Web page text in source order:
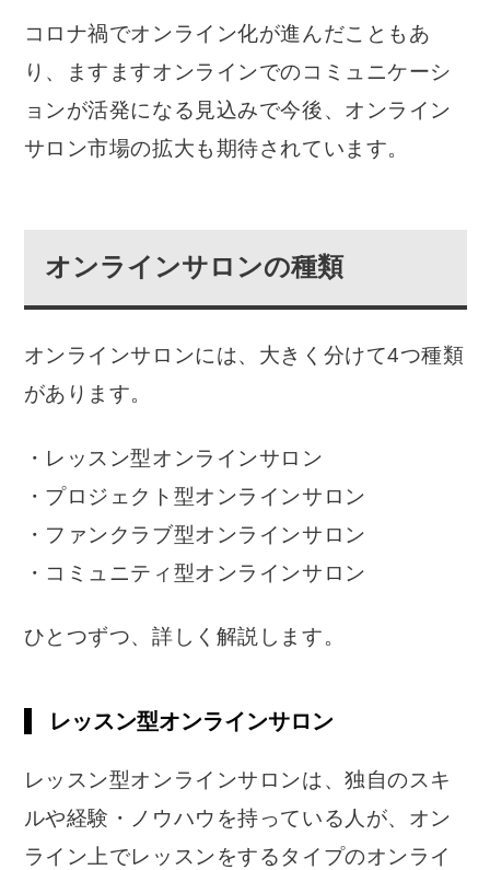
コロナ禍でオンライン化が進んだこともあ
り、ますますオンラインでのコミュニケーシ
ョンが活発になる見込みで今後、オンライン
サロン市場の拡大も期待されています。
オンラインサロンの種類
オンラインサロンには、大きく分けて4つ種類
があります。
・レッスン型オンラインサロン
・プロジェクト型オンラインサロン
・ファンクラブ型オンラインサロン
・コミュニティ型オンラインサロン
ひとつずつ、詳しく解説します。
レッスン型オンラインサロン
レッスン型オンラインサロンは、独自のスキ
ルや経験・ノウハウを持っている人が、オン
ライン上でレッスンをするタイプのオンライ